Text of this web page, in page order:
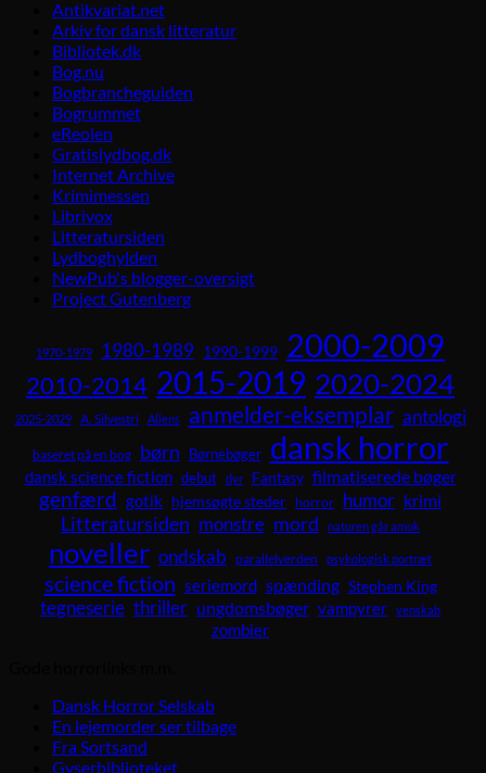
Antikvariat.net
Arkiv for dansk litteratur
Bibliotek.dk
Bog.nu
Bogbrancheguiden
Bogrummet
eReolen
Gratislydbog.dk
Internet Archive
Krimimessen
Librivox
Litteratursiden
Lydboghylden
NewPub's blogger-oversigt
Project Gutenberg
1970-1979 1980-1989 1990-1999 2000-2009
2010-2014 2015-2019 2020-2024
2025-2029 A. Silvestri Aliens anmelder-eksemplar antologi
baseret på en bog børn Børnebøger dansk horror
dansk science fiction debut dyr Fantasy filmatiserede bøger
genfærd gotik hjemsøgte steder horror humor krimi
Litteratursiden monstre mord naturen går amok
noveller ondskab parallelverden psykologisk portræt
science fiction seriemord spænding Stephen King
tegneserie thriller ungdomsbøger vampyrer venskab
zombier
Dansk Horror Selskab
En lejemorder ser tilbage
Fra Sortsand
Gyserbiblioteket